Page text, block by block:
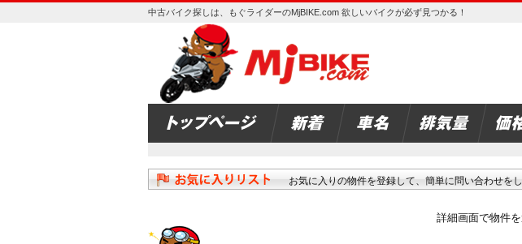
中古バイク探しは、もぐライダーのMjBIKE.com 欲しいバイクが必ず見つかる！
お気に入りの物件を登録して、簡単に問い合わせをし
詳細画面で物件を